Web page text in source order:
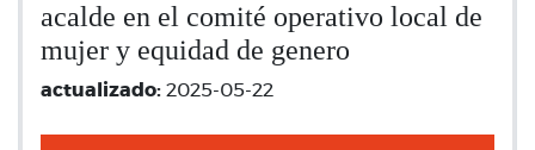
acalde en el comité operativo local de
mujer y equidad de genero
actualizado: 2025-05-22